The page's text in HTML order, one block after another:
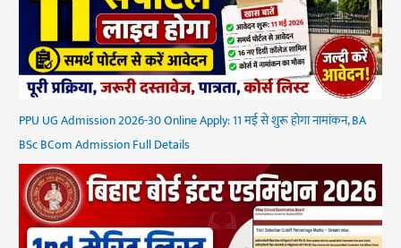
PPU UG Admission 2026-30 Online Apply: 11 मई से शुरू होगा नामांकन, BA
BSc BCom Admission Full Details